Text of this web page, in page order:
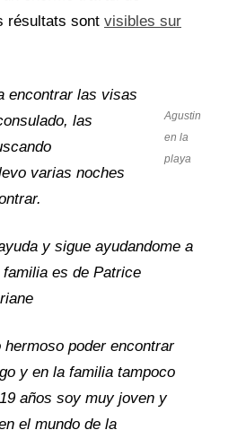
résultats sont visibles sur
Agustin
en la
playa
encontrar las visas
las
varias noches
y sigue ayudandome a
es de Patrice
poder encontrar
y en la familia tampoco
años soy muy joven y
el mundo de la